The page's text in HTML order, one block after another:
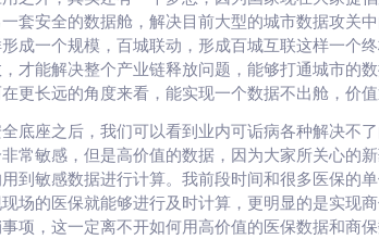
套安全的数据舱，解决目前大型的城市数据攻关
成一个规模，百城联动，形成百城互联这样一个
才能解决整个产业链释放问题，能够打通城市的
更长远的角度来看，能实现一个数据不出舱，价值
底座之后，我们可以看到业内可诟病各种解决不
常敏感，但是高价值的数据，因为大家所关心的
到敏感数据进行计算。我前段时间和很多医保的
场的医保就能够进行及时计算，更明显的是实现
项，这一定离不开如何用高价值的医保数据和商